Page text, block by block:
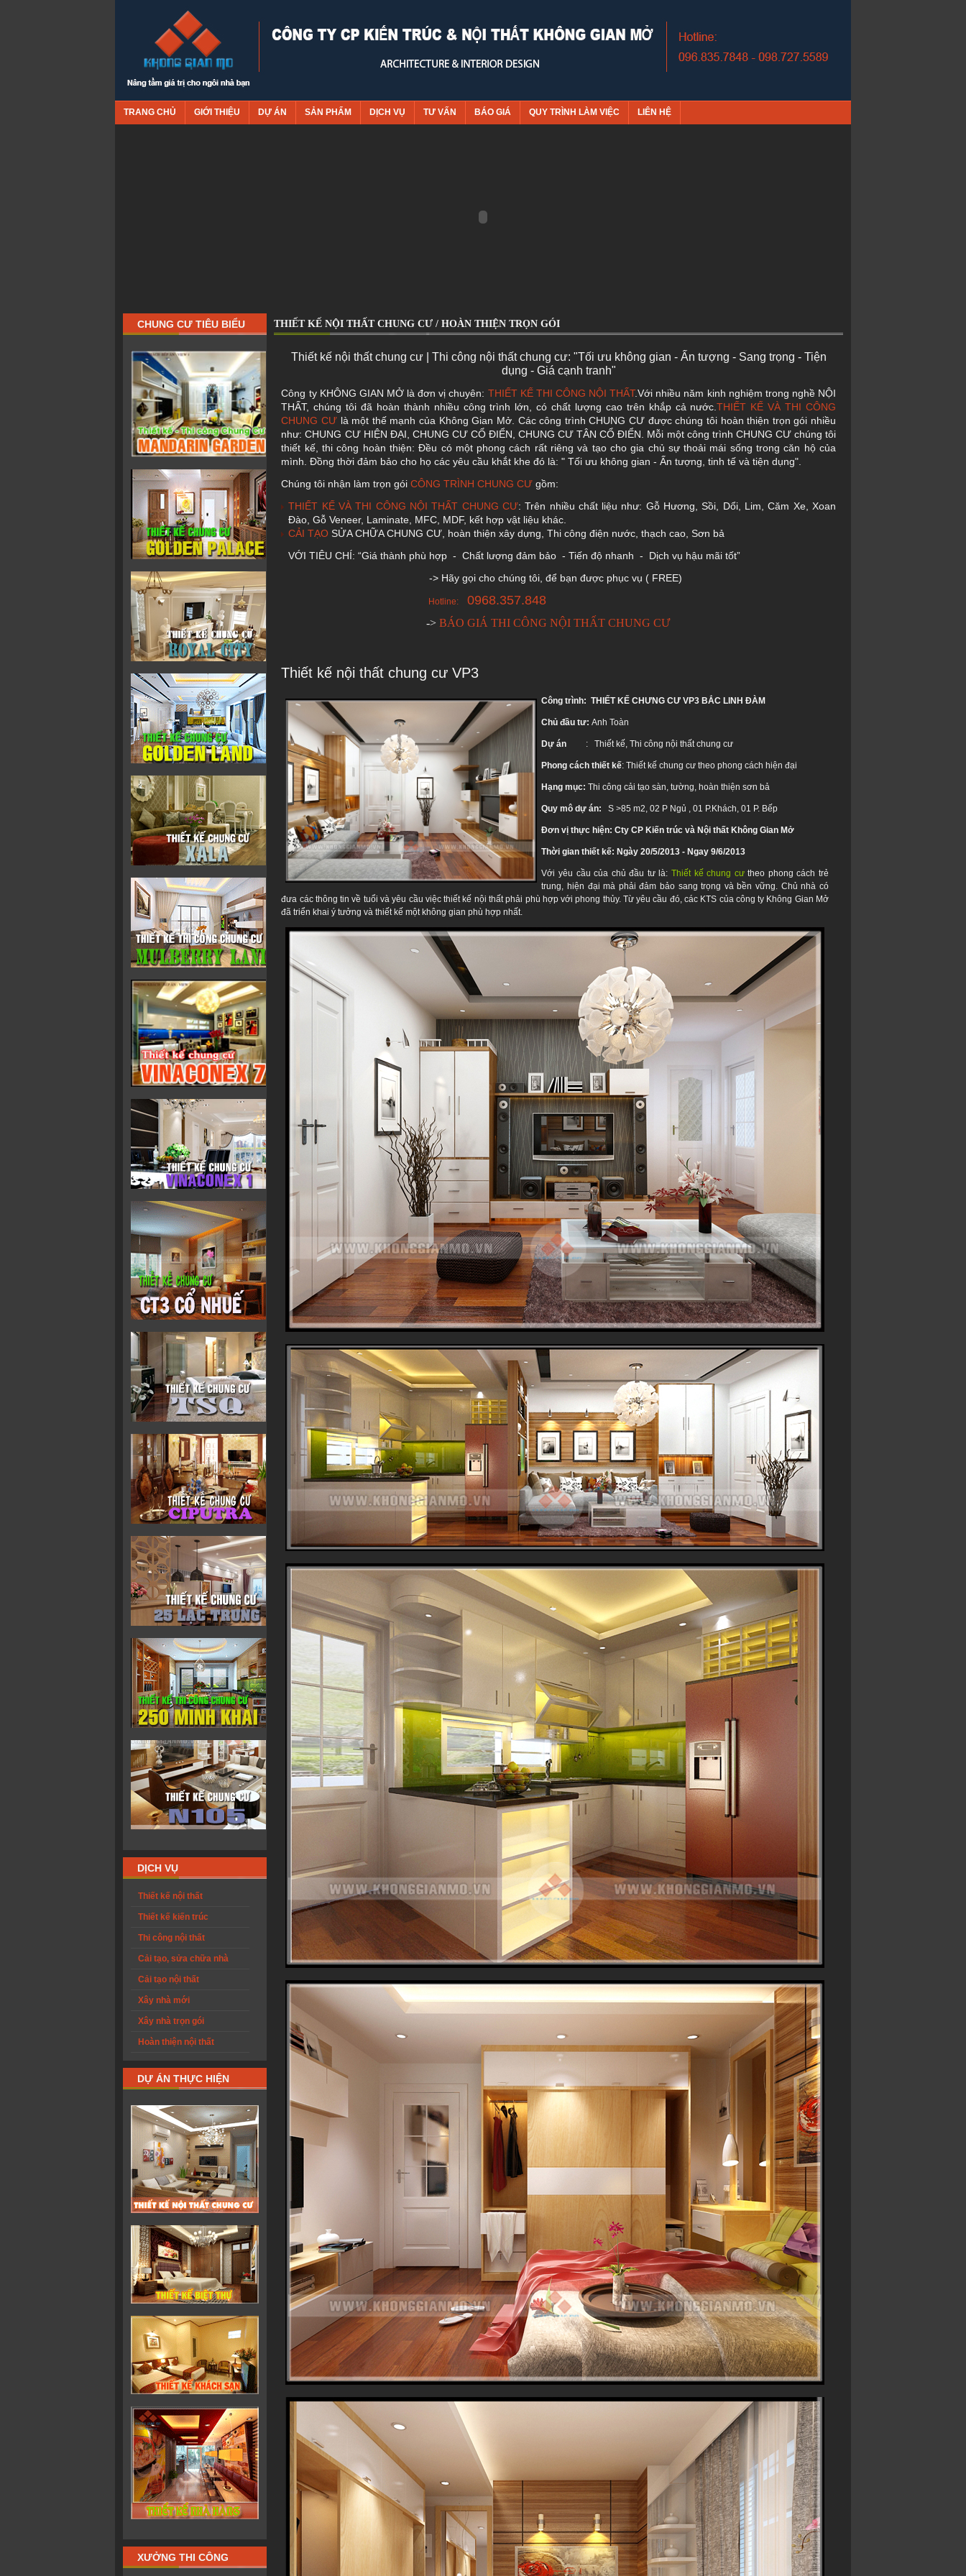
TRANG CHỦ GIỚI THIỆU DỰ ÁN SẢN PHẨM DỊCH VỤ TƯ VẤN BÁO GIÁ QUY TRÌNH LÀM VIỆC LIÊN HỆ
CHUNG CƯ TIÊU BIỂU
DỊCH VỤ
Thiết kế nội thất
Thiết kế kiến trúc
Thi công nội thất
Cải tạo, sửa chữa nhà
Cải tạo nội thất
Xây nhà mới
Xây nhà trọn gói
Hoàn thiện nội thất
DỰ ÁN THỰC HIỆN
XƯỞNG THI CÔNG
THIẾT KẾ NỘI THẤT CHUNG CƯ / HOÀN THIỆN TRỌN GÓI
Thiết kế nội thất chung cư | Thi công nội thất chung cư: "Tối ưu không gian - Ấn tượng - Sang trọng - Tiện
dụng - Giá cạnh tranh"
Công ty KHÔNG GIAN MỞ là đơn vị chuyên: THIẾT KẾ THI CÔNG NỘI THẤT.Với nhiều năm kinh nghiệm trong nghề NỘI
THẤT, chúng tôi đã hoàn thành nhiều công trình lớn, có chất lượng cao trên khắp cả nước.THIẾT KẾ VÀ THI CÔNG
CHUNG CƯ là một thế mạnh của Không Gian Mở. Các công trình CHUNG CƯ được chúng tôi hoàn thiện trọn gói nhiều
như: CHUNG CƯ HIỆN ĐẠI, CHUNG CƯ CỔ ĐIỂN, CHUNG CƯ TÂN CỔ ĐIỂN. Mỗi một công trình CHUNG CƯ chúng tôi
thiết kế, thi công hoàn thiện: Đều có một phong cách rất riêng và tạo cho gia chủ sự thoải mái sống trong căn hộ của
mình. Đồng thời đảm bảo cho họ các yêu cầu khắt khe đó là: " Tối ưu không gian - Ấn tượng, tinh tế và tiện dụng".
Chúng tôi nhận làm trọn góiCÔNG TRÌNH CHUNG CƯ gồm:
THIẾT KẾ VÀ THI CÔNG NỘI THẤT CHUNG CƯ: Trên nhiều chất liệu như: Gỗ Hương, Sồi, Dổi, Lim, Căm Xe, Xoan
Đào, Gỗ Veneer, Laminate, MFC, MDF, kết hợp vật liệu khác.
CẢI TẠO SỬA CHỮA CHUNG CƯ, hoàn thiện xây dựng, Thi công điện nước, thạch cao, Sơn bả
VỚI TIÊU CHÍ: “Giá thành phù hợp - Chất lượng đảm bảo - Tiến độ nhanh - Dịch vụ hậu mãi tốt”
-> Hãy gọi cho chúng tôi, để bạn được phục vụ ( FREE)
Hotline:0968.357.848
->BÁO GIÁ THI CÔNG NỘI THẤT CHUNG CƯ
Thiết kế nội thất chung cư VP3
Công trình: THIẾT KẾ CHƯNG CƯ VP3 BẮC LINH ĐÀM
Chủ đầu tư:Anh Toàn
Dự án : Thiết kế, Thi công nội thất chung cư
Phong cách thiết kế: Thiết kế chung cư theo phong cách hiện đại
Hạng mục: Thi công cải tạo sàn, tường, hoàn thiện sơn bả
Quy mô dự án: S >85 m2, 02 P Ngủ , 01 P.Khách, 01 P. Bếp
Đơn vị thực hiện: Cty CP Kiến trúc và Nội thất Không Gian Mở
Thời gian thiết kế: Ngày 20/5/2013 - Ngay 9/6/2013
Với yêu cầu của chủ đầu tư là: Thiết kế chung cưtheo phong cách trẻ
trung, hiện đại mà phải đảm bảo sang trọng và bền vững. Chủ nhà có
đưa các thông tin về tuổi và yêu cầu việc thiết kế nội thất phải phù hợp với phong thủy. Từ yêu cầu đó, các KTS của công ty Không Gian Mở
đã triển khai ý tưởng và thiết kế một không gian phù hợp nhất.